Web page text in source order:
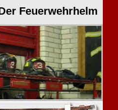
Feuerwehrhelm